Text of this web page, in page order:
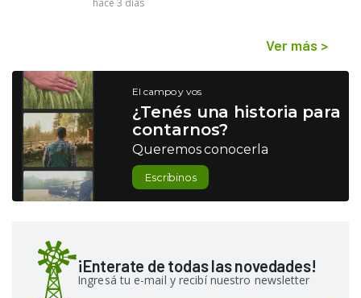
hace 3 días
Ver más >
El campo y vos
¿Tenés una historia para
contarnos?
Queremos conocerla
Escribinos
¡Enterate de todas las novedades!
Ingresá tu e-mail y recibí nuestro newsletter